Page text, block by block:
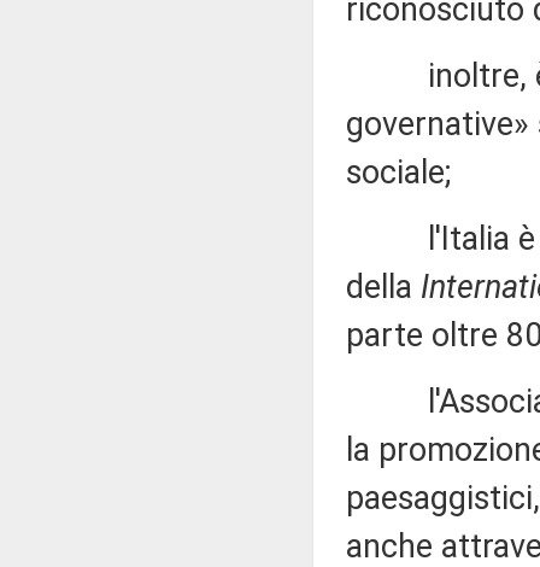
riconosciuto
inoltre, è
sociale;
l'Italia è
della
parte oltre
la
anche